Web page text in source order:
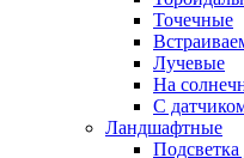
Точечные
Лучевые
На
С
Ландшафтные
Подсветка